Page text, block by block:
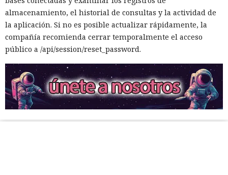
almacenamiento, el historial de consultas y la actividad de
la aplicación. Si no es posible actualizar rápidamente, la
compañía recomienda cerrar temporalmente el acceso
público a /api/session/reset_password.